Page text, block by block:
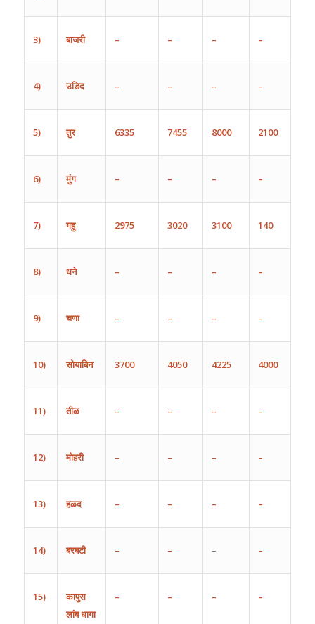
3) बाजरी – – – –
4) उडिद – – – –
5) तुर 6335 7455 8000 2100
6) मुंग – – – –
7) गहु 2975 3020 3100 140
8) धने – – – –
9) चणा – – – –
10) सोयाबिन 3700 4050 4225 4000
11) तीळ – – – –
12) मोहरी – – – –
13) हळद – – – –
14) बरबटी – – – –
15)
कापुस
लांबधागा
– – – –